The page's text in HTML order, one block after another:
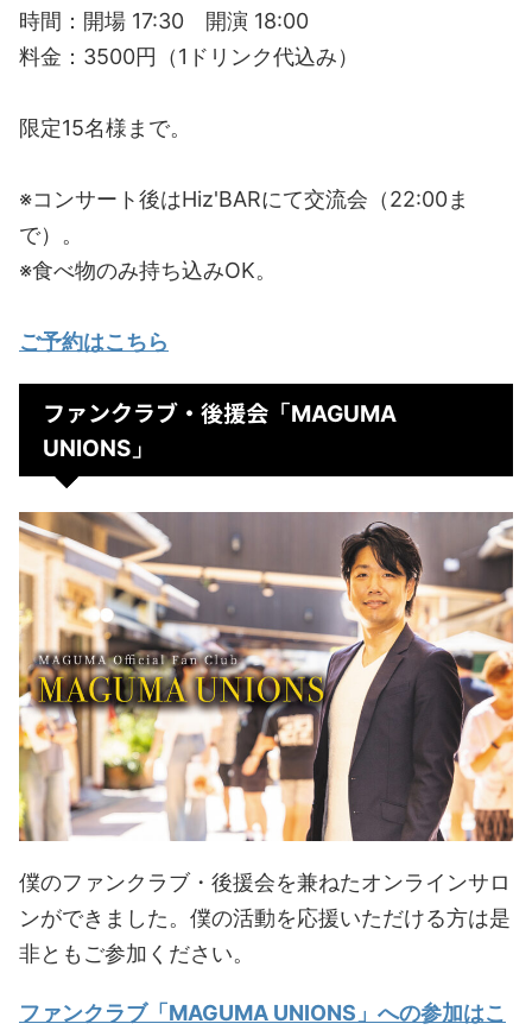
時間：開場 17:30 開演 18:00
料金：3500円（1ドリンク代込み）
限定15名様まで。
※コンサート後はHiz'BARにて交流会（22:00ま
で）。
※食べ物のみ持ち込みOK。
ご予約はこちら
ファンクラブ・後援会 「MAGUMA
UNIONS」
僕のファンクラブ・後援会を兼ねたオンラインサロ
ンができました。僕の活動を応援いただける方は是
非ともご参加ください。
ファンクラブ「MAGUMA UNIONS」への参加はこ